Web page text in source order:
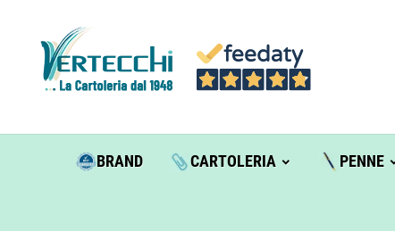
BRAND CARTOLERIA PENNE